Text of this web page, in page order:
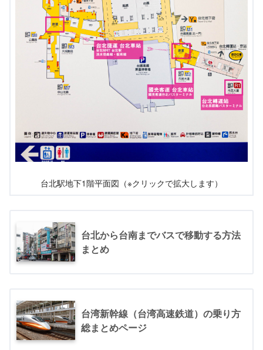
台北駅地下1階平面図（※クリックで拡大します）
台北から台南までバスで移動する方法
まとめ
台湾新幹線（台湾高速鉄道）の乗り方
総まとめページ